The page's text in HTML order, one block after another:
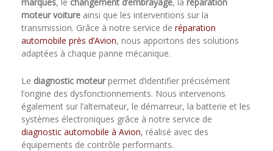
moteur voiture ainsi que les interventions sur la
transmission. Grâce à notre service de réparation
automobile près d’Avion, nous apportons des solutions
adaptées à chaque panne mécanique.
Le diagnostic moteurpermet d’identifier précisément
l’origine des dysfonctionnements. Nous intervenons
également sur l’alternateur, le démarreur, la batterie et les
systèmes électroniques grâce à notre service de
diagnostic automobile à Avion, réalisé avec des
équipements de contrôle performants.